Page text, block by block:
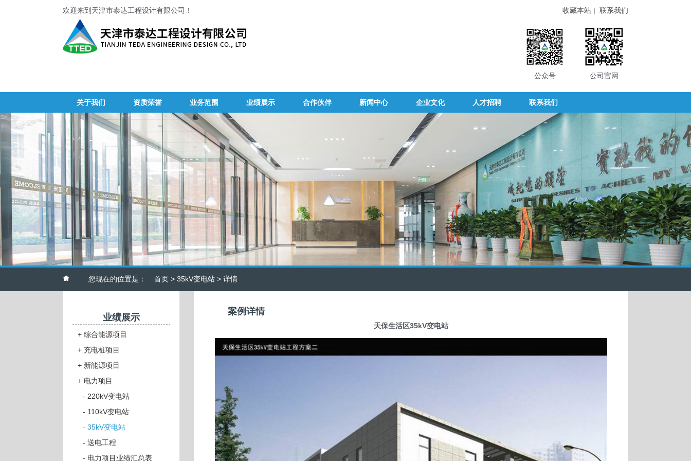
欢迎来到天津市泰达工程设计有限公司！ 收藏本站 | 联系我们
公众号 公司官网
关于我们 资质荣誉 业务范围 业绩展示 合作伙伴 新闻中心 企业文化 人才招聘 联系我们
您现在的位置是： 首页 > 35kV变电站 > 详情
业绩展示
+综合能源项目
+充电桩项目
+新能源项目
+电力项目
-220kV变电站
-110kV变电站
-35kV变电站
-送电工程
-电力项目业绩汇总表
案例详情
天保生活区35kV变电站